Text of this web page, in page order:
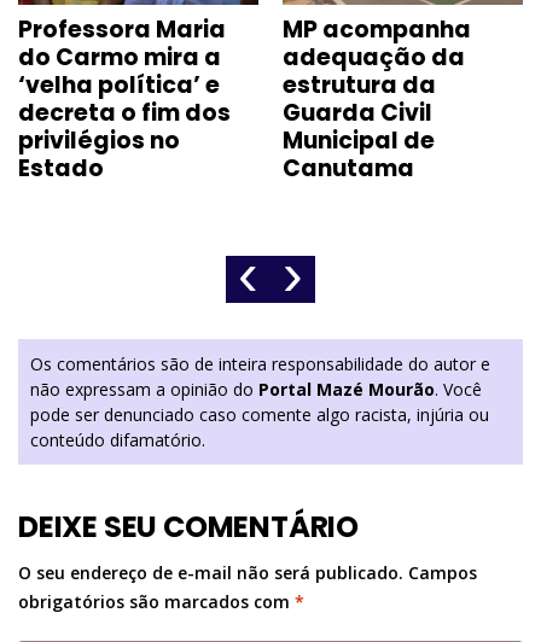
Professora Maria
do Carmo mira a
‘velha política’ e
decreta o fim dos
privilégios no
Estado
MP acompanha
adequação da
estrutura da
Guarda Civil
Municipal de
Canutama
‹ ›
Os comentários são de inteira responsabilidade do autor e
não expressam a opinião do Portal Mazé Mourão. Você
pode ser denunciado caso comente algo racista, injúria ou
conteúdo difamatório.
DEIXE SEU COMENTÁRIO
O seu endereço de e-mail não será publicado. Campos
obrigatórios são marcados com *